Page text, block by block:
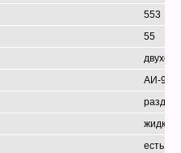
553
55
АИ-92
есть